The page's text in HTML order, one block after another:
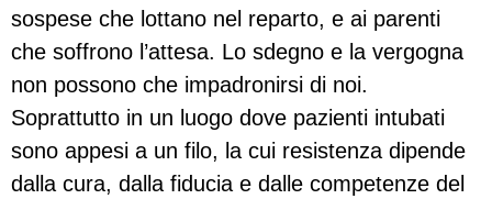
sospese che lottano nel reparto, e ai parenti
che soffrono l’attesa. Lo sdegno e la vergogna
non possono che impadronirsi di noi.
Soprattutto in un luogo dove pazienti intubati
sono appesi a un filo, la cui resistenza dipende
dalla cura, dalla fiducia e dalle competenze del